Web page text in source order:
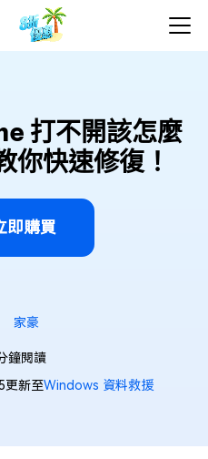
打不開該怎麼
你快速修復！
即購買
家豪
鐘閱讀
更新至Windows 資料救援